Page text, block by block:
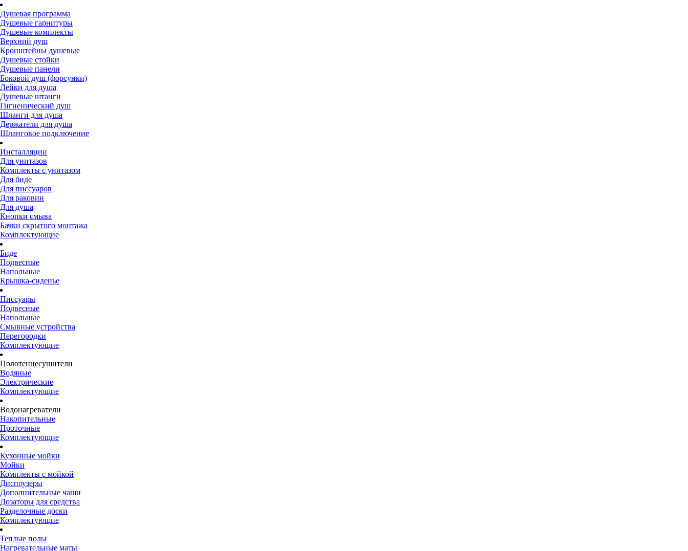
Душевая программа
Душевые гарнитуры
Душевые комплекты
Верхний душ
Кронштейны душевые
Душевые стойки
Душевые панели
Боковой душ (форсунки)
Лейки для душа
Душевые штанги
Гигиенический душ
Шланги для душа
Держатели для душа
Шланговое подключение
Инсталляции
Для унитазов
Комплекты с унитазом
Для биде
Для писсуаров
Для раковин
Для душа
Кнопки смыва
Бачки скрытого монтажа
Комплектующие
Биде
Подвесные
Напольные
Крышка-сиденье
Писсуары
Подвесные
Напольные
Смывные устройства
Перегородки
Комплектующие
Полотенцесушители
Водяные
Электрические
Комплектующие
Водонагреватели
Накопительные
Проточные
Комплектующие
Кухонные мойки
Мойки
Комплекты с мойкой
Диспоузеры
Дополнительные чаши
Дозаторы для средства
Разделочные доски
Комплектующие
Теплые полы
Нагревательные маты